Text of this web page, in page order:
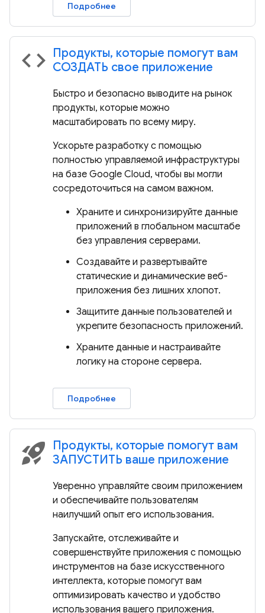
Подробнее
code Продукты, которые помогут вам
СОЗДАТЬ свое приложение
Быстро и безопасно выводите на рынок
продукты, которые можно
масштабировать по всему миру.
Ускорьте разработку с помощью
полностью управляемой инфраструктуры
на базе Google Cloud, чтобы вы могли
сосредоточиться на самом важном.
Храните и синхронизируйте данные
приложений в глобальном масштабе
без управления серверами.
Создавайте и развертывайте
статические и динамические веб-
приложения без лишних хлопот.
Защитите данные пользователей и
укрепите безопасность приложений.
Храните данные и настраивайте
логику на стороне сервера.
Подробнее
rocket_launch Продукты, которые помогут вам
ЗАПУСТИТЬ ваше приложение
Уверенно управляйте своим приложением
и обеспечивайте пользователям
наилучший опыт его использования.
Запускайте, отслеживайте и
совершенствуйте приложения с помощью
инструментов на базе искусственного
интеллекта, которые помогут вам
оптимизировать качество и удобство
использования вашего приложения.